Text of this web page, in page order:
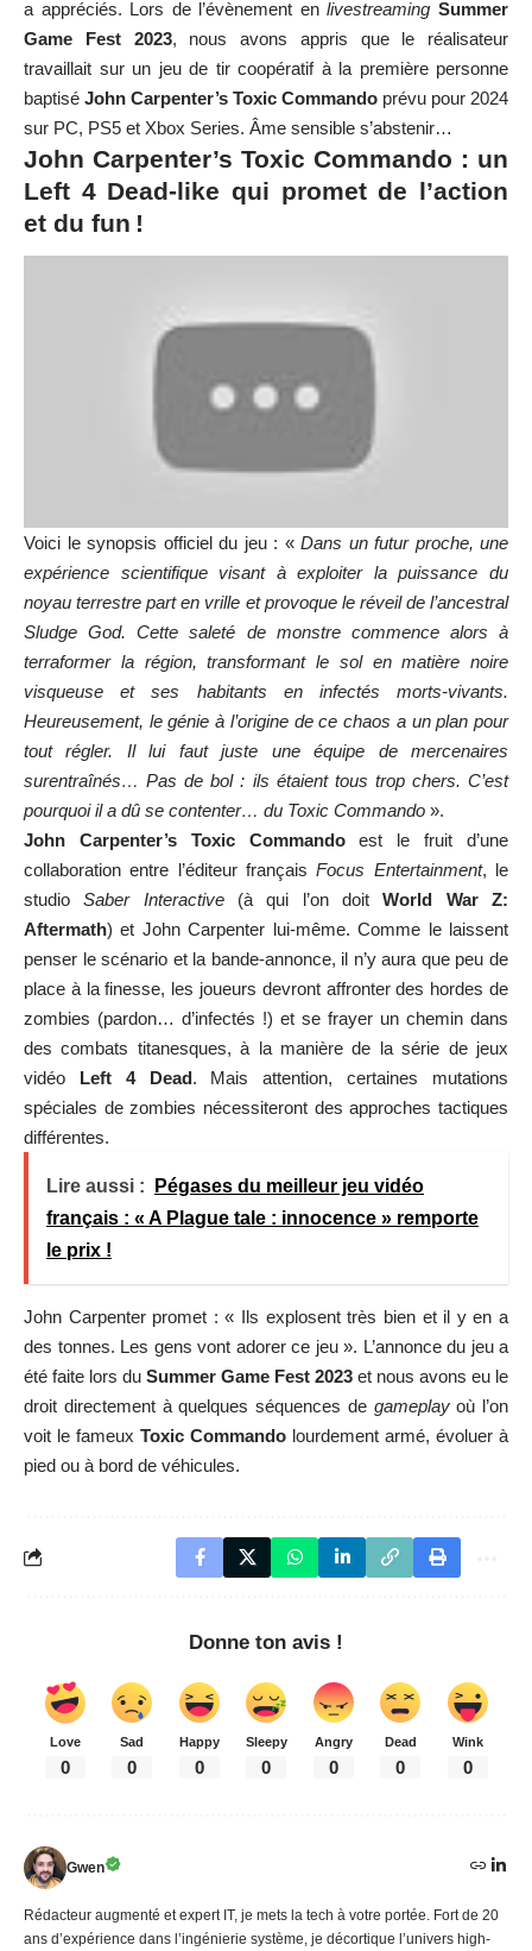
a appréciés. Lors de l’évènement enlivestreaming Summer
Game Fest 2023, nous avons appris que le réalisateur
travaillait sur un jeu de tir coopératif à la première personne
baptisé John Carpenter’s Toxic Commando prévu pour 2024
sur PC, PS5 et Xbox Series. Âme sensible s’abstenir…
John Carpenter’s Toxic Commando : un
Left 4 Dead-like qui promet de l’action
et du fun !
Voici le synopsis officiel du jeu : « Dans un futur proche, une
expérience scientifique visant à exploiter la puissance du
noyau terrestre part en vrille et provoque le réveil de l’ancestral
Sludge God. Cette saleté de monstre commence alors à
terraformer la région, transformant le sol en matière noire
visqueuse et ses habitants en infectés morts-vivants.
Heureusement, le génie à l’origine de ce chaos a un plan pour
tout régler. Il lui faut juste une équipe de mercenaires
surentraînés… Pas de bol : ils étaient tous trop chers. C’est
pourquoi il a dû se contenter… du Toxic Commando ».
John Carpenter’s Toxic Commandoest le fruit d’une
collaboration entre l’éditeur françaisFocus Entertainment, le
studioSaber Interactive(à qui l’on doitWorld War Z:
Aftermath) et John Carpenter lui-même. Comme le laissent
penser le scénario et la bande-annonce, il n’y aura que peu de
place à la finesse, les joueurs devront affronter des hordes de
zombies (pardon… d’infectés !) et se frayer un chemin dans
des combats titanesques, à la manière de la série de jeux
vidéo Left 4 Dead. Mais attention, certaines mutations
spéciales de zombies nécessiteront des approches tactiques
différentes.
Lire aussi :
Pégases du meilleur jeu vidéo
français : « A Plague tale : innocence » remporte
le prix !
John Carpenter promet : « Ils explosent très bien et il y en a
des tonnes. Les gens vont adorer ce jeu ». L’annonce du jeu a
été faite lors du Summer Game Fest 2023 et nous avons eu le
droit directement à quelques séquences de gameplayoù l’on
voit le fameux Toxic Commando lourdement armé, évoluer à
pied ou à bord de véhicules.
Donne ton avis !
Love
0
Sad
0
Happy
0
Sleepy
0
Angry
0
Dead
0
Wink
0
Gwen
Rédacteur augmenté et expert IT, je mets la tech à votre portée. Fort de 20
ans d’expérience dans l’ingénierie système, je décortique l’univers high-